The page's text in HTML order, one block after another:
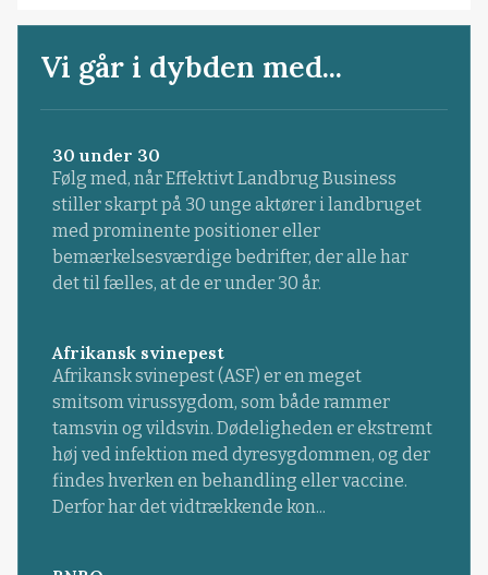
Vi går i dybden med...
30 under 30
Følg med, når Effektivt Landbrug Business
stiller skarpt på 30 unge aktører i landbruget
med prominente positioner eller
bemærkelsesværdige bedrifter, der alle har
det til fælles, at de er under 30 år.
Afrikansk svinepest
Afrikansk svinepest (ASF) er en meget
smitsom virussygdom, som både rammer
tamsvin og vildsvin. Dødeligheden er ekstremt
høj ved infektion med dyresygdommen, og der
findes hverken en behandling eller vaccine.
Derfor har det vidtrækkende kon...